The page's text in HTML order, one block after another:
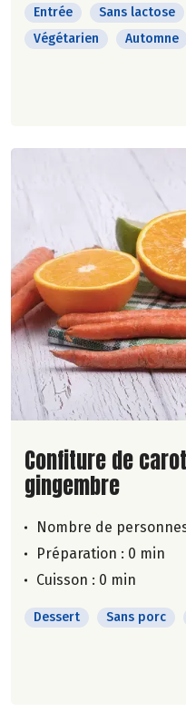
Entrée Sans lactose
Végétarien
Automne
Lire la suite de
Confiture de
gingembre
Nombre de
Préparation : 0 min
Cuisson : 0 min
Dessert Sans porc